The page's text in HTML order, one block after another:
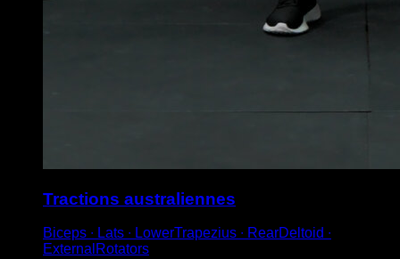
Tractions australiennes
Biceps ∙ Lats ∙ LowerTrapezius ∙ RearDeltoid ∙
ExternalRotators